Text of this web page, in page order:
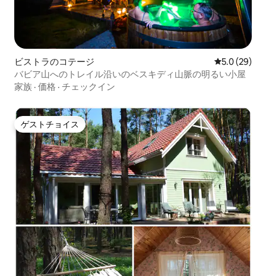
ビストラのコテージ レビュー29
5.0 (29)
バビア山へのトレイル沿いのベスキディ山脈の明るい小屋
家族 · 価格 · チェックイン
ゲストチョイス
ゲストチョイス